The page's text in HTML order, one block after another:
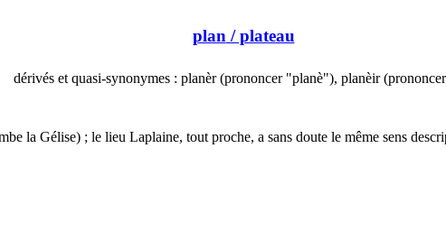
plan / plateau
dérivés et quasi-synonymes : planèr (prononcer "planè"), planèir
la Gélise) ; le lieu Laplaine, tout proche, a sans doute le même sens